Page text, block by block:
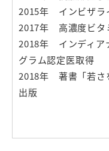
2015年 インビザラ
2017年 高濃度ビタ
2018年 インディア
グラム認定医取得
2018年 著書「若さ
出版